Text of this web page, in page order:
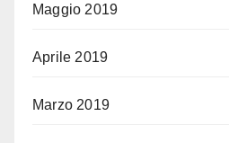
Maggio 2019
Aprile 2019
Marzo 2019